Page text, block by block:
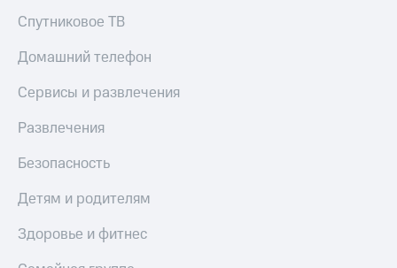
Спутниковое ТВ
Домашний телефон
Сервисы и развлечения
Развлечения
Безопасность
Детям и родителям
Здоровье и фитнес